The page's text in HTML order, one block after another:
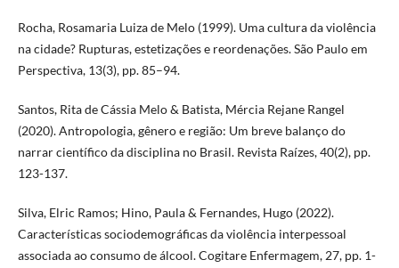
Rocha, Rosamaria Luiza de Melo (1999). Uma cultura da violência
na cidade? Rupturas, estetizações e reordenações. São Paulo em
Perspectiva, 13(3), pp. 85–94.
Santos, Rita de Cássia Melo & Batista, Mércia Rejane Rangel
(2020). Antropologia, gênero e região: Um breve balanço do
narrar científico da disciplina no Brasil. Revista Raízes, 40(2), pp.
123-137.
Silva, Elric Ramos; Hino, Paula & Fernandes, Hugo (2022).
Características sociodemográficas da violência interpessoal
associada ao consumo de álcool. Cogitare Enfermagem, 27, pp. 1-